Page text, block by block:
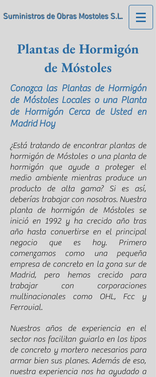
Suministros de Obras Mostoles S.L.
Plantas de Hormigón
de Móstoles
Conozca las Plantas de Hormigón
de Móstoles Locales o una Planta
de Hormigón Cerca de Usted en
Madrid Hoy
¿Está tratando de encontrar plantas de
hormigón de Móstoles o una planta de
hormigón que ayude a proteger el
medio ambiente mientras produce un
producto de alta gama? Si es así,
deberías trabajar con nosotros. Nuestra
planta de hormigón de Móstoles se
inició en 1992 y ha crecido año tras
año hasta convertirse en el principal
negocio que es hoy. Primero
comenzamos como una pequeña
empresa de concreto en la zona sur de
Madrid, pero hemos crecido para
trabajar con corporaciones
multinacionales como OHL, Fcc y
Ferrovial.
Nuestros años de experiencia en el
sector nos facilitan guiarlo en los tipos
de concreto y mortero necesarios para
armar bien sus planes. Además de eso,
nuestra experiencia nos ha ayudado a